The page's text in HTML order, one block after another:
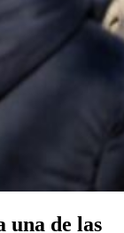
una de las